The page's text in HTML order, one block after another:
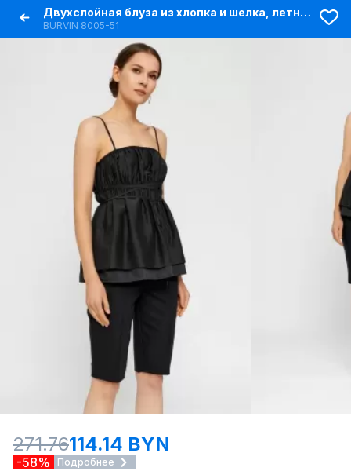
Двухслойная блуза из хлопка и шелка, летняя, на регулируемых бретелях
BURVIN 8005-51
271.76114.14 BYN
-58% Подробнее